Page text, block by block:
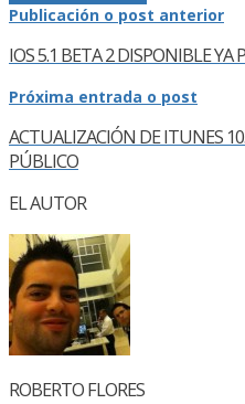
Publicación o post anterior
IOS 5.1 BETA 2 DISPONIBLE YA
Próxima entrada o post
ACTUALIZACIÓN DE ITUNES
PÚBLICO
EL AUTOR
ROBERTO FLORES